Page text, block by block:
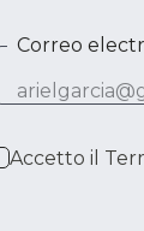
Correo
Accetto il